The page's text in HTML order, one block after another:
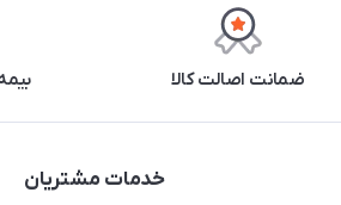
ضمانت اصالت کالا
خدمات مشتریان